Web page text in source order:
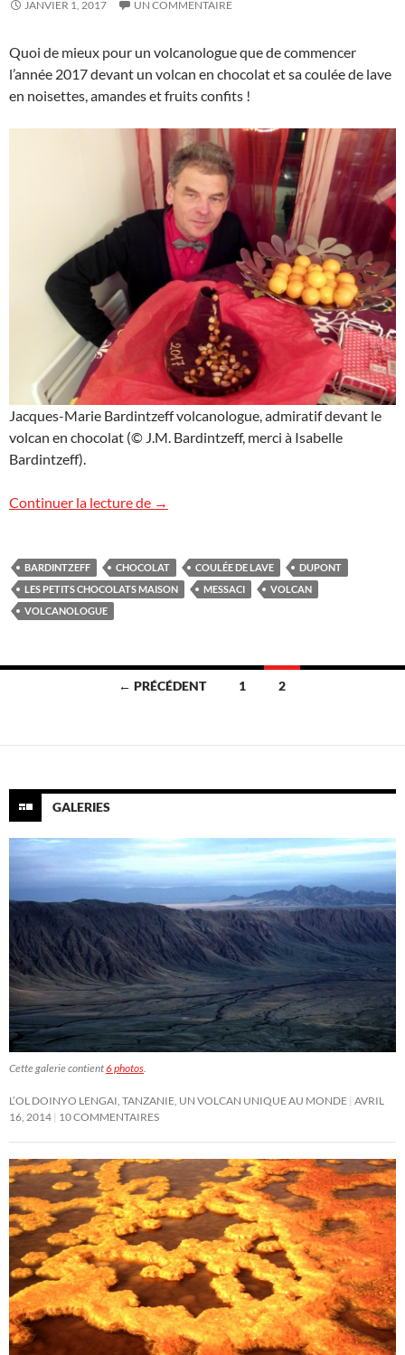
JANVIER 1, 2017 UN COMMENTAIRE
Quoi de mieux pour un volcanologue que de commencer
l’année 2017 devant un volcan en chocolat et sa coulée de lave
en noisettes, amandes et fruits confits !
Jacques-Marie Bardintzeff volcanologue, admiratif devant le
volcan en chocolat (© J.M. Bardintzeff, merci à Isabelle
Bardintzeff).
Continuer la lecture de Volcan en chocolat
→
BARDINTZEFF CHOCOLAT COULÉE DE LAVE
DUPONT
LES PETITS CHOCOLATS MAISON
MESSACI
VOLCAN
VOLCANOLOGUE
articles
← PRÉCÉDENT 1 2
GALERIES
Cette galerie contient6 photos
L’OL DOINYO LENGAI, TANZANIE, UN VOLCAN UNIQUE AU MONDE AVRIL
16, 2014 10 COMMENTAIRES